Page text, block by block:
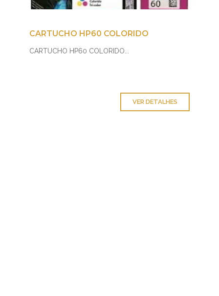
CARTUCHO HP60 COLORIDO
CARTUCHO HP60 COLORIDO...
VER DETALHES